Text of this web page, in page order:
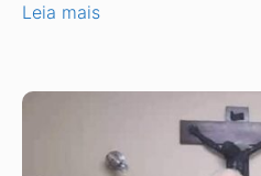
Leia mais